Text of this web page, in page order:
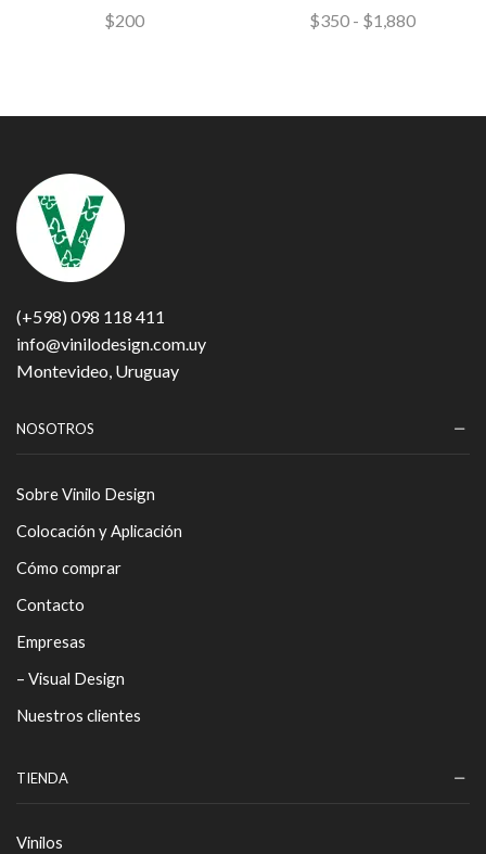
$200 $350 - $1,880
(+598) 098 118 411
info@vinilodesign.com.uy
Montevideo, Uruguay
NOSOTROS
Sobre Vinilo Design
Colocación y Aplicación
Cómo comprar
Contacto
Empresas
– Visual Design
Nuestros clientes
TIENDA
Vinilos